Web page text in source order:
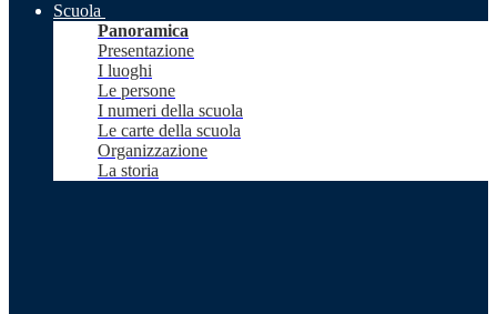
Scuola
Panoramica
Presentazione
I luoghi
Le persone
I numeri della scuola
Le carte della scuola
Organizzazione
La storia